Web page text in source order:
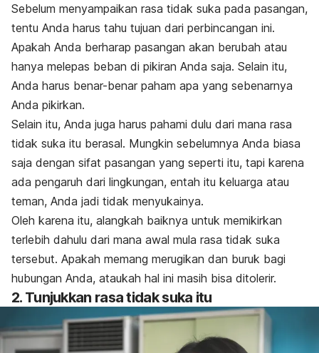
Sebelum menyampaikan rasa tidak suka pada pasangan,
tentu Anda harus tahu tujuan dari perbincangan ini.
Apakah Anda berharap pasangan akan berubah atau
hanya melepas beban di pikiran Anda saja. Selain itu,
Anda harus benar-benar paham apa yang sebenarnya
Anda pikirkan.
Selain itu, Anda juga harus pahami dulu dari mana rasa
tidak suka itu berasal. Mungkin sebelumnya Anda biasa
saja dengan sifat pasangan yang seperti itu, tapi karena
ada pengaruh dari lingkungan, entah itu keluarga atau
teman, Anda jadi tidak menyukainya.
Oleh karena itu, alangkah baiknya untuk memikirkan
terlebih dahulu dari mana awal mula rasa tidak suka
tersebut. Apakah memang merugikan dan buruk bagi
hubungan Anda, ataukah hal ini masih bisa ditolerir.
2. Tunjukkan rasa tidak suka itu